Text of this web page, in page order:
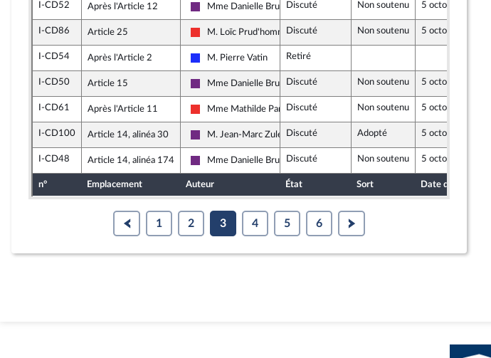
I-CD52 Après l'Article 12
La République en Marche
Mme Danielle BruleboisDiscuté Non soutenu 5 octobre 2020
I-CD86 Article 25
La France insoumise
M. Loïc Prud'hommeDiscuté Non soutenu 5 octobre 2020
I-CD54 Après l'Article 2
Les Républicains
M. Pierre Vatin Retiré
I-CD50 Article 15
La République en Marche
Mme Danielle BruleboisDiscuté Non soutenu 5 octobre 2020
I-CD61 Après l'Article 11
La France insoumise
Mme Mathilde PanotDiscuté Non soutenu 5 octobre 2020
I-CD100 Article 14, alinéa 30
La République en Marche
M. Jean-Marc ZulesiDiscuté Adopté 5 octobre 2020
I-CD48 Article 14, alinéa 174
La République en Marche
Mme Danielle BruleboisDiscuté Non soutenu 5 octobre 2020
n° Emplacement Auteur État Sort Date d'examen
1 2 3 4 5 6